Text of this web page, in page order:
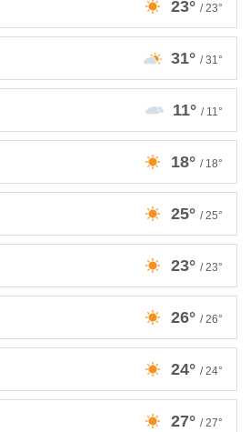
23° / 23°
31° / 31°
11° / 11°
18° / 18°
25° / 25°
23° / 23°
26° / 26°
24° / 24°
27° / 27°